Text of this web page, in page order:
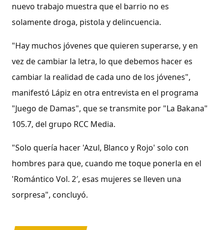
nuevo trabajo muestra que el barrio no es
solamente droga, pistola y delincuencia.
"Hay muchos jóvenes que quieren superarse, y en
vez de cambiar la letra, lo que debemos hacer es
cambiar la realidad de cada uno de los jóvenes",
manifestó Lápiz en otra entrevista en el programa
"Juego de Damas", que se transmite por "La Bakana"
105.7, del grupo RCC Media.
"Solo quería hacer 'Azul, Blanco y Rojo' solo con
hombres para que, cuando me toque ponerla en el
'Romántico Vol. 2′, esas mujeres se lleven una
sorpresa", concluyó.